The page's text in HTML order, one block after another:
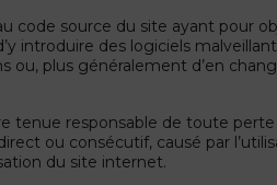
code source du site ayant pour
introduire des logiciels
ou, plus généralement d’en
tenue responsable de toute
ou consécutif, causé par
du site internet.